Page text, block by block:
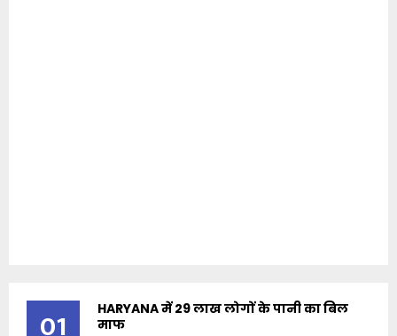
01
HARYANA में 29 लाख लोगों के पानी का बिल
माफ